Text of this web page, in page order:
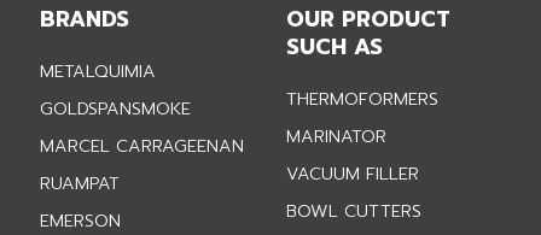
BRANDS
METALQUIMIA
GOLDSPANSMOKE
MARCEL CARRAGEENAN
RUAMPAT
EMERSON
OUR PRODUCT
SUCH AS
THERMOFORMERS
MARINATOR
VACUUM FILLER
BOWL CUTTERS